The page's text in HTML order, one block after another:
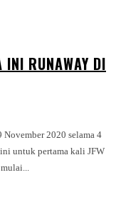
INI RUNAWAY DI
November 2020 selama 4
untuk pertama kali JFW